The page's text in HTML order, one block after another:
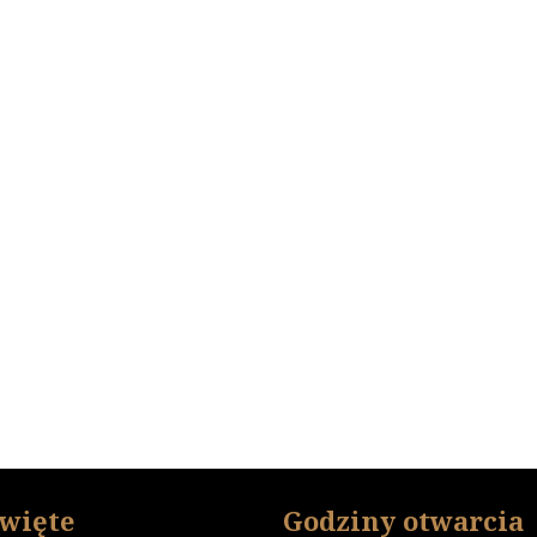
Godziny otwarcia